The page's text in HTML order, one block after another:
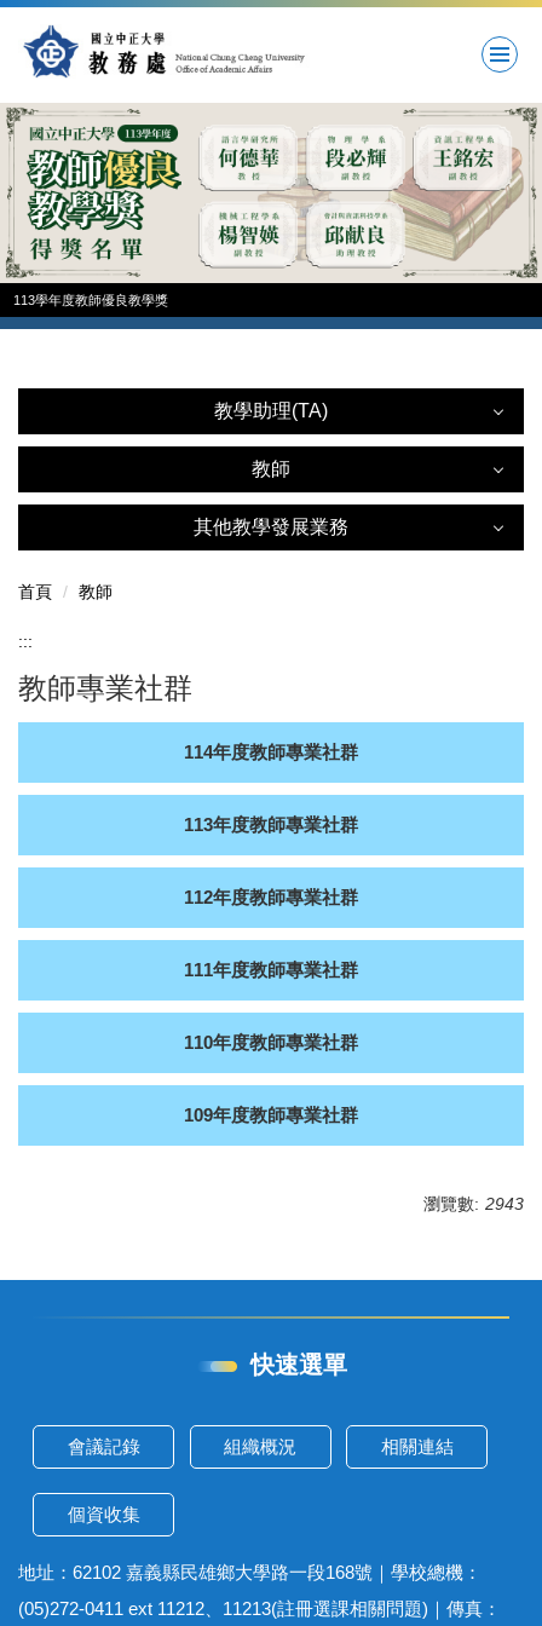
到
內
區
113學年度教師優良教學獎
教學助理(TA)
教學助理(TA)
教學助理認證名單
教師
教師
教學實踐研究計畫
其他教學發展業務
生成式AI工具應用於大學教育場域指引
首頁 教師
:::
教師專業社群
114年度教師專業社群
113年度教師專業社群
112年度教師專業社群
111年度教師專業社群
110年度教師專業社群
109年度教師專業社群
瀏覽數: 2943
快速選單
會議記錄 組織概況 相關連結
個資收集
地址：62102 嘉義縣民雄鄉大學路一段168號｜學校總機：
(05)272-0411 ext 11212、11213(註冊選課相關問題)｜傳真：